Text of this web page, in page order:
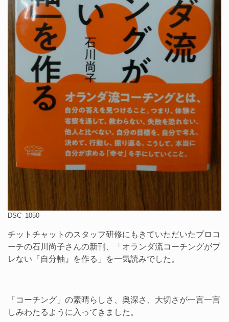
DSC_1050
チットチャットのスタッフ研修にもきていただいたプロコ
ーチの石川尚子さんの新刊、「オランダ流コーチングがブ
レない『自分軸』を作る」を一気読みでした。
「コーチング」の素晴らしさ、奥深さ、大切さが一言一言
しみわたるように入ってきました。